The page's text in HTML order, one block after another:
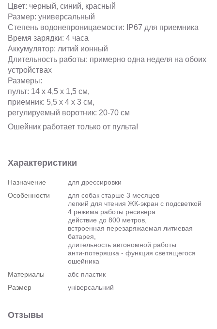
Цвет: черный, синий, красный
Размер: универсальный
Степень водонепроницаемости: IP67 для приемника
Время зарядки: 4 часа
Аккумулятор: литий ионный
Длительность работы: примерно одна неделя на обоих
устройствах
Размеры:
пульт: 14 х 4,5 х 1,5 см,
приемник: 5,5 х 4 х 3 см,
регулируемый воротник: 20-70 см
Ошейник работает только от пульта!
Характеристики
Назначение
для дрессировки
Особенности
для собак старше 3 месяцев
легкий для чтения ЖК-экран с подсветкой
4 режима работы ресивера
действие до 800 метров,
встроенная перезаряжаемая литиевая
батарея,
длительность автономной работы
анти-потеряшка - функция светящегося
ошейника
Материалы
абс пластик
Размер
універсальний
Отзывы